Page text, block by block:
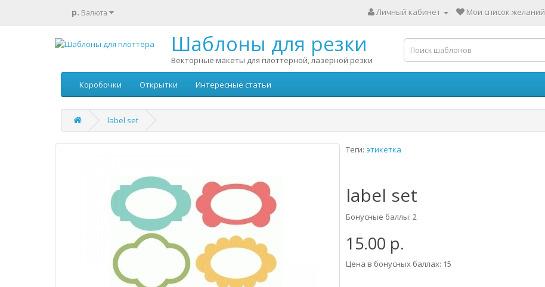
р. Валюта Личный кабинет Мои список желаний
Шаблоны для резки
Векторные макеты для плоттерной, лазерной резки
Коробочки Открытки Интересные статьи
label set
Теги: этикетка
label set
Бонусные баллы: 2
15.00 р.
Цена в бонусных баллах: 15